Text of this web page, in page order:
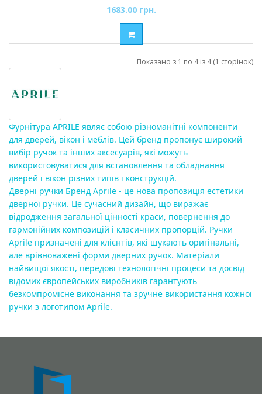
1683.00 грн.
Показано з 1 по 4 із 4 (1 сторінок)
Фурнітура APRILE являє собою різноманітні компоненти
для дверей, вікон і меблів. Цей бренд пропонує широкий
вибір ручок та інших аксесуарів, які можуть
використовуватися для встановлення та обладнання
дверей і вікон різних типів і конструкцій.
Дверні ручки Бренд Aprile - це нова пропозиція естетики
дверної ручки. Це сучасний дизайн, що виражає
відродження загальної цінності краси, повернення до
гармонійних композицій і класичних пропорцій. Ручки
Aprile призначені для клієнтів, які шукають оригінальні,
але врівноважені форми дверних ручок. Матеріали
найвищої якості, передові технологічні процеси та досвід
відомих європейських виробників гарантують
безкомпромісне виконання та зручне використання кожної
ручки з логотипом Aprile.